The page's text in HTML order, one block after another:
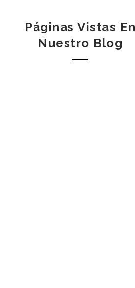
Páginas Vistas En
Nuestro Blog